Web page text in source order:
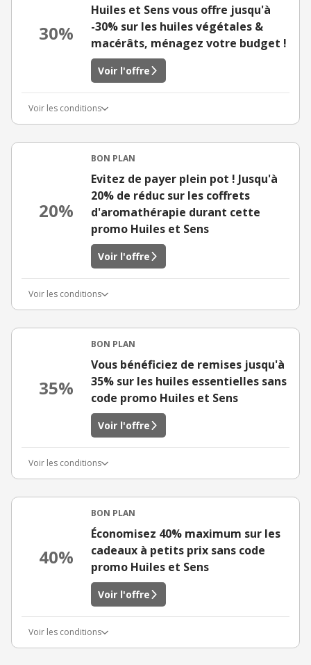
30%
Huiles et Sens vous offre jusqu'à
-30% sur les huiles végétales &
macérâts, ménagez votre budget !
Voir l'offre
Voir les conditions
20%
BON PLAN
Evitez de payer plein pot ! Jusqu'à
20% de réduc sur les coffrets
d'aromathérapie durant cette
promo Huiles et Sens
Voir l'offre
Voir les conditions
35%
BON PLAN
Vous bénéficiez de remises jusqu'à
35% sur les huiles essentielles sans
code promo Huiles et Sens
Voir l'offre
Voir les conditions
40%
BON PLAN
Économisez 40% maximum sur les
cadeaux à petits prix sans code
promo Huiles et Sens
Voir l'offre
Voir les conditions